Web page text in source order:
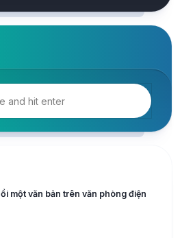
một văn bản trên văn phòng điện